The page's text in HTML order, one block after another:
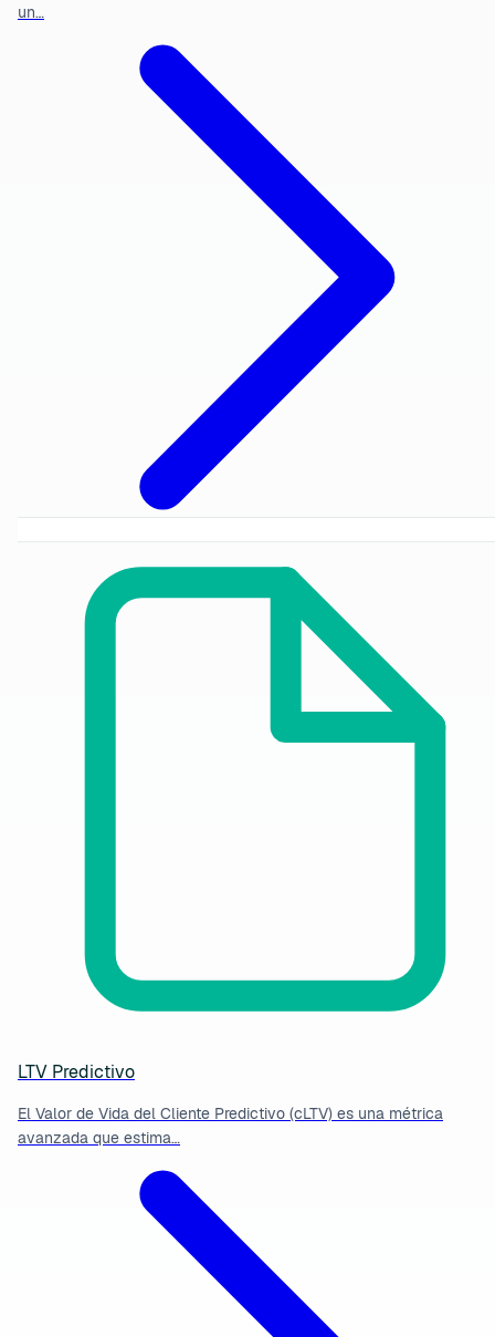
un…
LTV Predictivo
El Valor de Vida del Cliente Predictivo (cLTV) es una métrica
avanzada que estima…